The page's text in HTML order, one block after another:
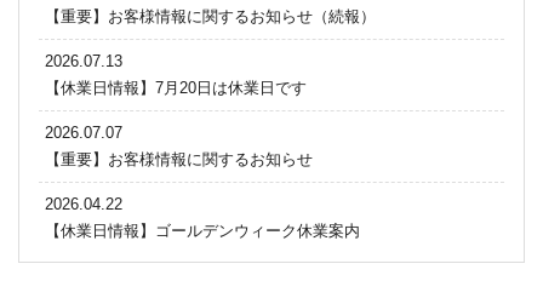
【重要】お客様情報に関するお知らせ（続報）
2026.07.13
【休業日情報】7月20日は休業日です
2026.07.07
【重要】お客様情報に関するお知らせ
2026.04.22
【休業日情報】ゴールデンウィーク休業案内